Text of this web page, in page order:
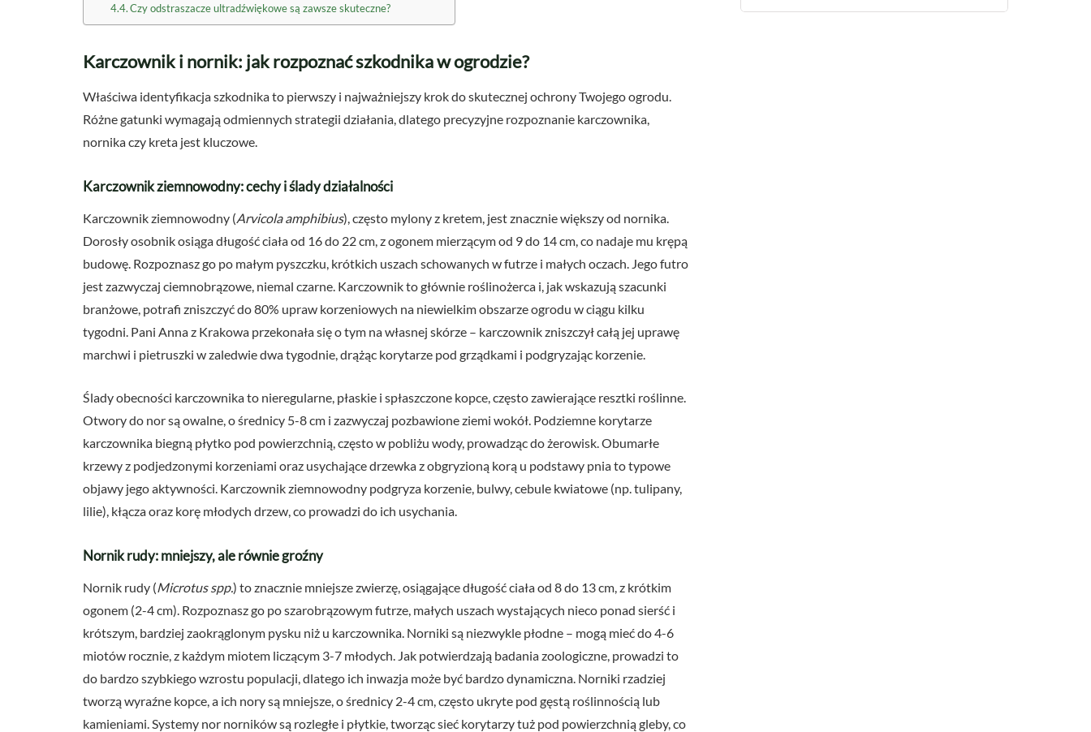
Czy odstraszacze ultradźwiękowe są zawsze skuteczne?
Karczownik i nornik: jak rozpoznać szkodnika w ogrodzie?
Właściwa identyfikacja szkodnika to pierwszy i najważniejszy krok do skutecznej ochrony Twojego ogrodu.
Różne gatunki wymagają odmiennych strategii działania, dlatego precyzyjne rozpoznanie karczownika,
nornika czy kreta jest kluczowe.
Karczownik ziemnowodny: cechy i ślady działalności
Karczownik ziemnowodny (Arvicola amphibius), często mylony z kretem, jest znacznie większy od nornika.
Dorosły osobnik osiąga długość ciała od 16 do 22 cm, z ogonem mierzącym od 9 do 14 cm, co nadaje mu krępą
budowę. Rozpoznasz go po małym pyszczku, krótkich uszach schowanych w futrze i małych oczach. Jego futro
jest zazwyczaj ciemnobrązowe, niemal czarne. Karczownik to głównie roślinożerca i, jak wskazują szacunki
branżowe, potrafi zniszczyć do 80% upraw korzeniowych na niewielkim obszarze ogrodu w ciągu kilku
tygodni. Pani Anna z Krakowa przekonała się o tym na własnej skórze – karczownik zniszczył całą jej uprawę
marchwi i pietruszki w zaledwie dwa tygodnie, drążąc korytarze pod grządkami i podgryzając korzenie.
Ślady obecności karczownika to nieregularne, płaskie i spłaszczone kopce, często zawierające resztki roślinne.
Otwory do nor są owalne, o średnicy 5-8 cm i zazwyczaj pozbawione ziemi wokół. Podziemne korytarze
karczownika biegną płytko pod powierzchnią, często w pobliżu wody, prowadząc do żerowisk. Obumarłe
krzewy z podjedzonymi korzeniami oraz usychające drzewka z obgryzioną korą u podstawy pnia to typowe
objawy jego aktywności. Karczownik ziemnowodny podgryza korzenie, bulwy, cebule kwiatowe (np. tulipany,
lilie), kłącza oraz korę młodych drzew, co prowadzi do ich usychania.
Nornik rudy: mniejszy, ale równie groźny
Nornik rudy (Microtus spp.) to znacznie mniejsze zwierzę, osiągające długość ciała od 8 do 13 cm, z krótkim
ogonem (2-4 cm). Rozpoznasz go po szarobrązowym futrze, małych uszach wystających nieco ponad sierść i
krótszym, bardziej zaokrąglonym pysku niż u karczownika. Norniki są niezwykle płodne – mogą mieć do 4-6
miotów rocznie, z każdym miotem liczącym 3-7 młodych. Jak potwierdzają badania zoologiczne, prowadzi to
do bardzo szybkiego wzrostu populacji, dlatego ich inwazja może być bardzo dynamiczna. Norniki rzadziej
tworzą wyraźne kopce, a ich nory są mniejsze, o średnicy 2-4 cm, często ukryte pod gęstą roślinnością lub
kamieniami. Systemy nor norników są rozległe i płytkie, tworząc sieć korytarzy tuż pod powierzchnią gleby, co